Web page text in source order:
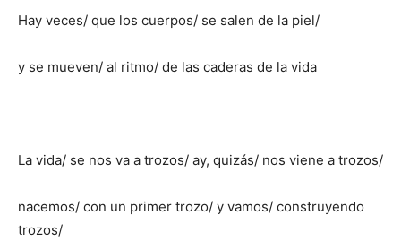
Hay veces/ que los cuerpos/ se salen de la piel/
y se mueven/ al ritmo/ de las caderas de la vida
La vida/ se nos va a trozos/ ay, quizás/ nos viene a trozos/
nacemos/ con un primer trozo/ y vamos/ construyendo
trozos/